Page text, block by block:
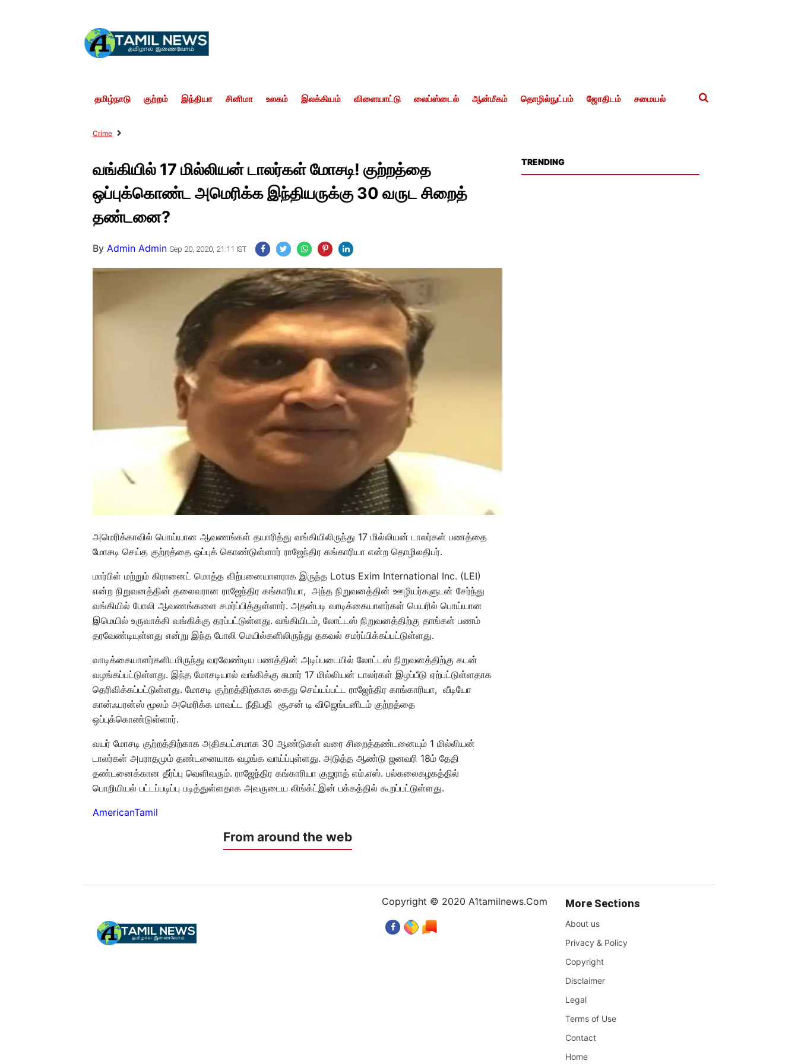
தமிழ்நாடு குற்றம் இந்தியா சினிமா உலகம் இலக்கியம் விளையாட்டு லைப்ஸ்டைல் ஆன்மீகம் தொழில்நுட்பம் ஜோதிடம் சமையல்
Crime
வங்கியில் 17 மில்லியன் டாலர்கள் மோசடி! குற்றத்தை
ஒப்புக்கொண்ட அமெரிக்க இந்தியருக்கு 30 வருட சிறைத்
தண்டனை?
ByAdmin Admin Sep 20, 2020, 21:11 IST
அமெரிக்காவில் பொய்யான ஆவணங்கள் தயாரித்து வங்கியிலிருந்து 17 மில்லியன் டாலர்கள் பணத்தை
மோசடி செய்த குற்றத்தை ஒப்புக் கொண்டுள்ளார் ராஜேந்திர கங்காரியா என்ற தொழிலதிபர்.
மார்பிள் மற்றும் கிரானைட் மொத்த விற்பனையாளராக இருந்த Lotus Exim International Inc. (LEI)
என்ற நிறுவனத்தின் தலைவரான ராஜேந்திர கங்காரியா, அந்த நிறுவனத்தின் ஊழியர்களுடன் சேர்ந்து
வங்கியில் போலி ஆவணங்களை சமர்ப்பித்துள்ளார். அதன்படி வாடிக்கையாளர்கள் பெயரில் பொய்யான
இமெயில் உருவாக்கி வங்கிக்கு தரப்பட்டுள்ளது. வங்கியிடம், லோட்டஸ் நிறுவனத்திற்கு தாங்கள் பணம்
தரவேண்டியுள்ளது என்று இந்த போலி மெயில்களிலிருந்து தகவல் சமர்ப்பிக்கப்பட்டுள்ளது.
வாடிக்கையாளர்களிடமிருந்து வரவேண்டிய பணத்தின் அடிப்படையில் லோட்டஸ் நிறுவனத்திற்கு கடன்
வழங்கப்பட்டுள்ளது. இந்த மோசடியால் வங்கிக்கு சுமார் 17 மில்லியன் டாலர்கள் இழப்பீடு ஏற்பட்டுள்ளதாக
தெரிவிக்கப்பட்டுள்ளது. மோசடி குற்றத்திற்காக கைது செய்யப்பட்ட ராஜேந்திர காங்காரியா, வீடியோ
கான்ஃபரன்ஸ் மூலம் அமெரிக்க மாவட்ட நீதிபதி சூசன் டி விஜெங்டனிடம் குற்றத்தை
ஒப்புக்கொண்டுள்ளார்.
வயர் மோசடி குற்றத்திற்காக அதிகபட்சமாக 30 ஆண்டுகள் வரை சிறைத்தண்டனையும் 1 மில்லியன்
டாலர்கள் அபராதமும் தண்டனையாக வழங்க வாய்ப்புள்ளது. அடுத்த ஆண்டு ஜனவரி 18ம் தேதி
தண்டனைக்கான தீர்ப்பு வெளிவரும். ராஜேந்திர கங்காரியா குஜராத் எம்.எஸ். பல்கலைகழகத்தில்
பொறியியல் பட்டப்படிப்பு படித்துள்ளதாக அவருடைய லிங்க்ட்இன் பக்கத்தில் கூறப்பட்டுள்ளது.
AmericanTamil
From around the web
TRENDING
Copyright © 2020 A1tamilnews.Com More Sections
About us
Privacy & Policy
Copyright
Disclaimer
Legal
Terms of Use
Contact
Home